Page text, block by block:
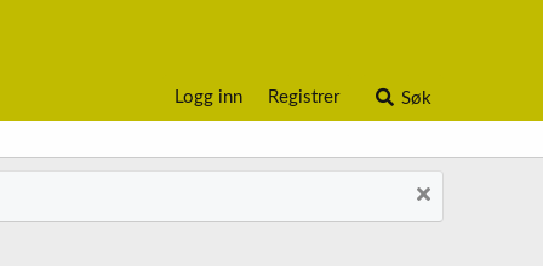
Logg inn Registrer Søk